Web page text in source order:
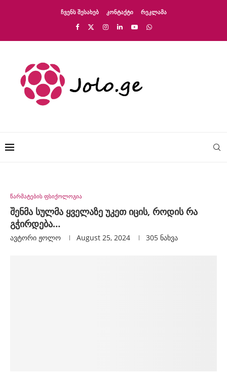
ᲩᲕᲔᲜᲡ ᲨᲔᲡᲐᲮᲔᲑ ᲙᲝᲜᲢᲐᲥᲢᲘ ᲠᲔᲙᲚᲐᲛᲐ
წარმატების ფსიქოლოგია
შენმა სულმა ყველაზე უკეთ იცის, როდის რა
გჭირდება…
ავტორი Ჟოლო August 25, 2024 305 ნახვა